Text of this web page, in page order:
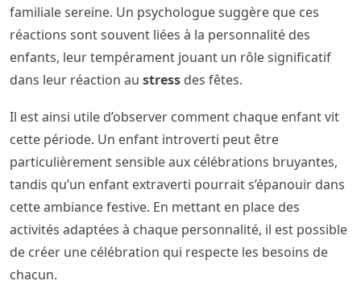
familiale sereine. Un psychologue suggère que ces
réactions sont souvent liées à la personnalité des
enfants, leur tempérament jouant un rôle significatif
dans leur réaction au stress des fêtes.
Il est ainsi utile d’observer comment chaque enfant vit
cette période. Un enfant introverti peut être
particulièrement sensible aux célébrations bruyantes,
tandis qu’un enfant extraverti pourrait s’épanouir dans
cette ambiance festive. En mettant en place des
activités adaptées à chaque personnalité, il est possible
de créer une célébration qui respecte les besoins de
chacun.